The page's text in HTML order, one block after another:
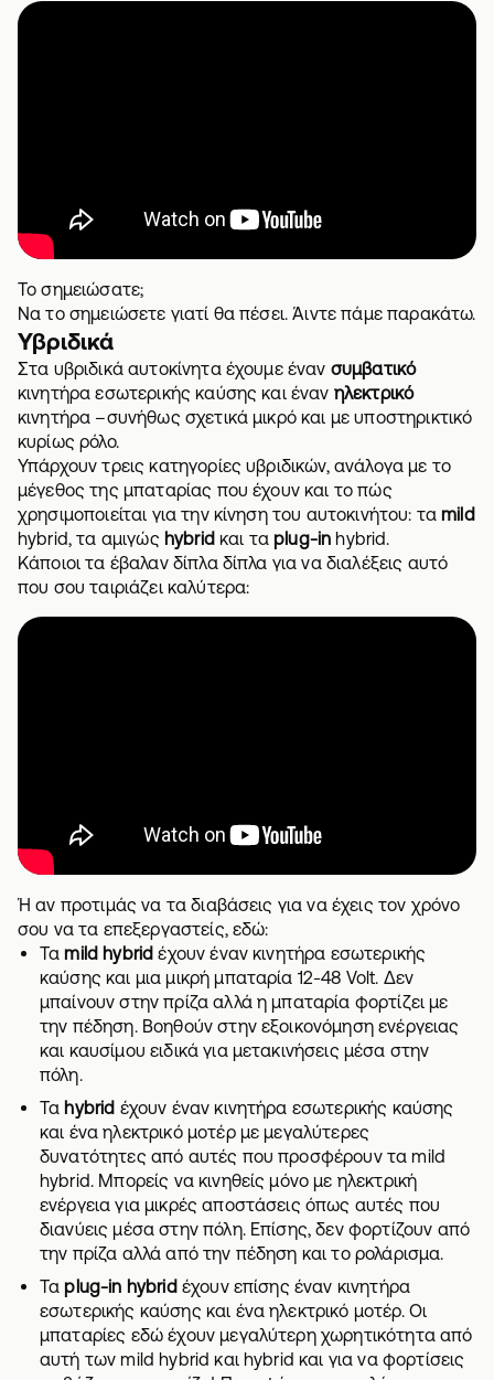
Το σημειώσατε;
Να το σημειώσετε γιατί θα πέσει. Άιντε πάμε παρακάτω.
Υβριδικά
Στα υβριδικά αυτοκίνητα έχουμε έναν συμβατικό
κινητήρα εσωτερικής καύσης και έναν ηλεκτρικό
κινητήρα –συνήθως σχετικά μικρό και με υποστηρικτικό
κυρίως ρόλο.
Υπάρχουν τρεις κατηγορίες υβριδικών, ανάλογα με το
μέγεθος της μπαταρίας που έχουν και το πώς
χρησιμοποιείται για την κίνηση του αυτοκινήτου: ταmild
hybrid, τα αμιγώς hybridκαι ταplug-in hybrid.
Κάποιοι τα έβαλαν δίπλα δίπλα για να διαλέξεις αυτό
που σου ταιριάζει καλύτερα:
Ή αν προτιμάς να τα διαβάσεις για να έχεις τον χρόνο
σου να τα επεξεργαστείς, εδώ:
Ταmild hybrid έχουν έναν κινητήρα εσωτερικής
καύσης και μια μικρή μπαταρία 12-48 Volt. Δεν
μπαίνουν στην πρίζα αλλά η μπαταρία φορτίζει με
την πέδηση. Βοηθούν στην εξοικονόμηση ενέργειας
και καυσίμου ειδικά για μετακινήσεις μέσα στην
πόλη.
Τα hybrid έχουν έναν κινητήρα εσωτερικής καύσης
και ένα ηλεκτρικό μοτέρ με μεγαλύτερες
δυνατότητες από αυτές που προσφέρουν τα mild
hybrid. Μπορείς να κινηθείς μόνο με ηλεκτρική
ενέργεια για μικρές αποστάσεις όπως αυτές που
διανύεις μέσα στην πόλη. Επίσης, δεν φορτίζουν από
την πρίζα αλλά από την πέδηση και το ρολάρισμα.
Ταplug-in hybridέχουν επίσης έναν κινητήρα
εσωτερικής καύσης και ένα ηλεκτρικό μοτέρ. Οι
μπαταρίες εδώ έχουν μεγαλύτερη χωρητικότητα από
αυτή των mild hybrid και hybrid και για να φορτίσεις